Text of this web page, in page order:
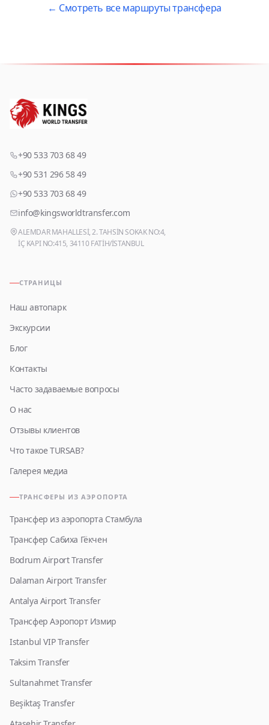
← Смотреть все маршруты трансфера
+90 533 703 68 49
+90 531 296 58 49
+90 533 703 68 49
info@kingsworldtransfer.com
ALEMDAR MAHALLESİ, 2. TAHSİN SOKAK NO:4,
İÇ KAPI NO:415, 34110 FATİH/İSTANBUL
СТРАНИЦЫ
Наш автопарк
Экскурсии
Блог
Контакты
Часто задаваемые вопросы
О нас
Отзывы клиентов
Что такое TURSAB?
Галерея медиа
ТРАНСФЕРЫ ИЗ АЭРОПОРТА
Трансфер из аэропорта Стамбула
Трансфер Сабиха Гёкчен
Bodrum Airport Transfer
Dalaman Airport Transfer
Antalya Airport Transfer
Трансфер Аэропорт Измир
Istanbul VIP Transfer
Taksim Transfer
Sultanahmet Transfer
Beşiktaş Transfer